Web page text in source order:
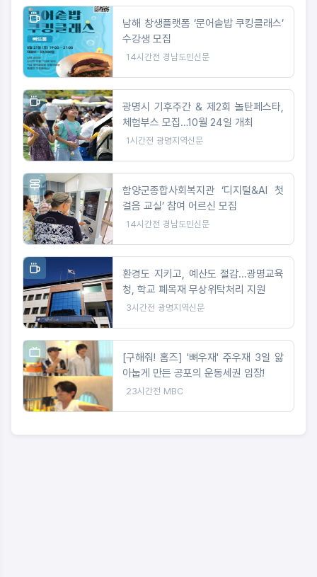
남해 창생플랫폼 ‘문어솥밥 쿠킹클래스’
수강생 모집
14시간전 경남도민신문
광명시 기후주간 & 제2회 놀탄페스타,
체험부스 모집…10월 24일 개최
1시간전 광명지역신문
함양군종합사회복지관 ‘디지털&AI 첫
걸음 교실’ 참여 어르신 모집
14시간전 경남도민신문
환경도 지키고, 예산도 절감...광명교육
청, 학교 폐목재 무상위탁처리 지원
3시간전 광명지역신문
[구해줘! 홈즈] '뼈우재' 주우재 3일 앓
아눕게 만든 공포의 운동세권 임장!
23시간전 MBC